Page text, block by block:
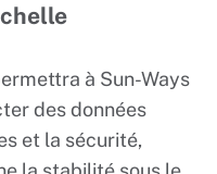
à Sun-Ways
des données
et la sécurité,